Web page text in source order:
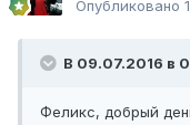
Опубликовано
В 09.07.2016 в
Феликс, добрый